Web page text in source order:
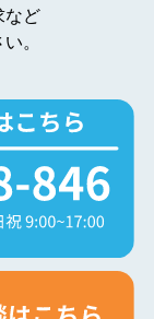
など
。